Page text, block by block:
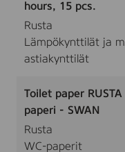
hours, 15 pcs.
Rusta
Lämpökynttilät ja
astiakynttilät
Toilet paper
paperi - SWAN
Rusta
WC-paperit